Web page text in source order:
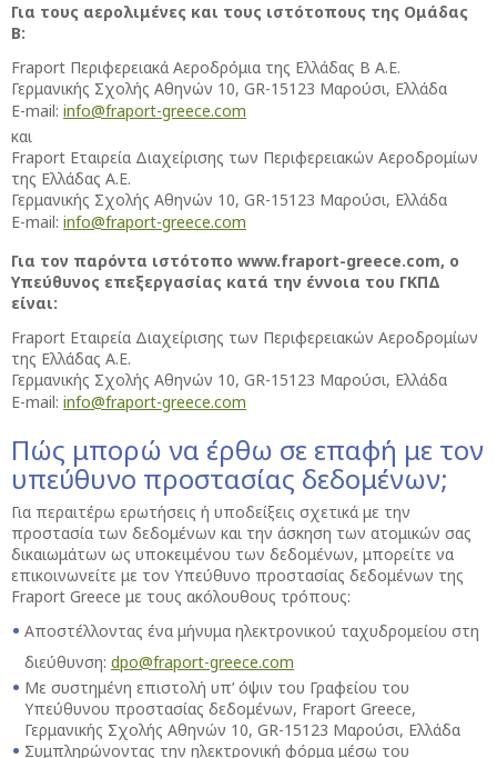
Για τους αερολιμένες και τους ιστότοπους της Ομάδας
Β:
Fraport Περιφερειακά Αεροδρόμια της Ελλάδας Β Α.Ε.
Γερμανικής Σχολής Αθηνών 10, GR-15123 Μαρούσι, Ελλάδα
E-mail: info@fraport-greece.com
και
Fraport Εταιρεία Διαχείρισης των Περιφερειακών Αεροδρομίων
της Ελλάδας Α.Ε.
Γερμανικής Σχολής Αθηνών 10, GR-15123 Μαρούσι, Ελλάδα
E-mail: info@fraport-greece.com
Για τον παρόντα ιστότοπο www.fraport-greece.com, ο
Υπεύθυνος επεξεργασίας κατά την έννοια του ΓΚΠΔ
είναι:
Fraport Εταιρεία Διαχείρισης των Περιφερειακών Αεροδρομίων
της Ελλάδας Α.Ε.
Γερμανικής Σχολής Αθηνών 10, GR-15123 Μαρούσι, Ελλάδα
E-mail: info@fraport-greece.com
Πώς μπορώ να έρθω σε επαφή με τον
υπεύθυνο προστασίας δεδομένων;
Για περαιτέρω ερωτήσεις ή υποδείξεις σχετικά με την
προστασία των δεδομένων και την άσκηση των ατομικών σας
δικαιωμάτων ως υποκειμένου των δεδομένων, μπορείτε να
επικοινωνείτε με τον Υπεύθυνο προστασίας δεδομένων της
Fraport Greece με τους ακόλουθους τρόπους:
Αποστέλλοντας ένα μήνυμα ηλεκτρονικού ταχυδρομείου στη
διεύθυνση: dpo@fraport-greece.com
Με συστημένη επιστολή υπ’ όψιν του Γραφείου του
Υπεύθυνου προστασίας δεδομένων, Fraport Greece,
Γερμανικής Σχολής Αθηνών 10, GR-15123 Μαρούσι, Ελλάδα
Συμπληρώνοντας την ηλεκτρονική φόρμα μέσω του